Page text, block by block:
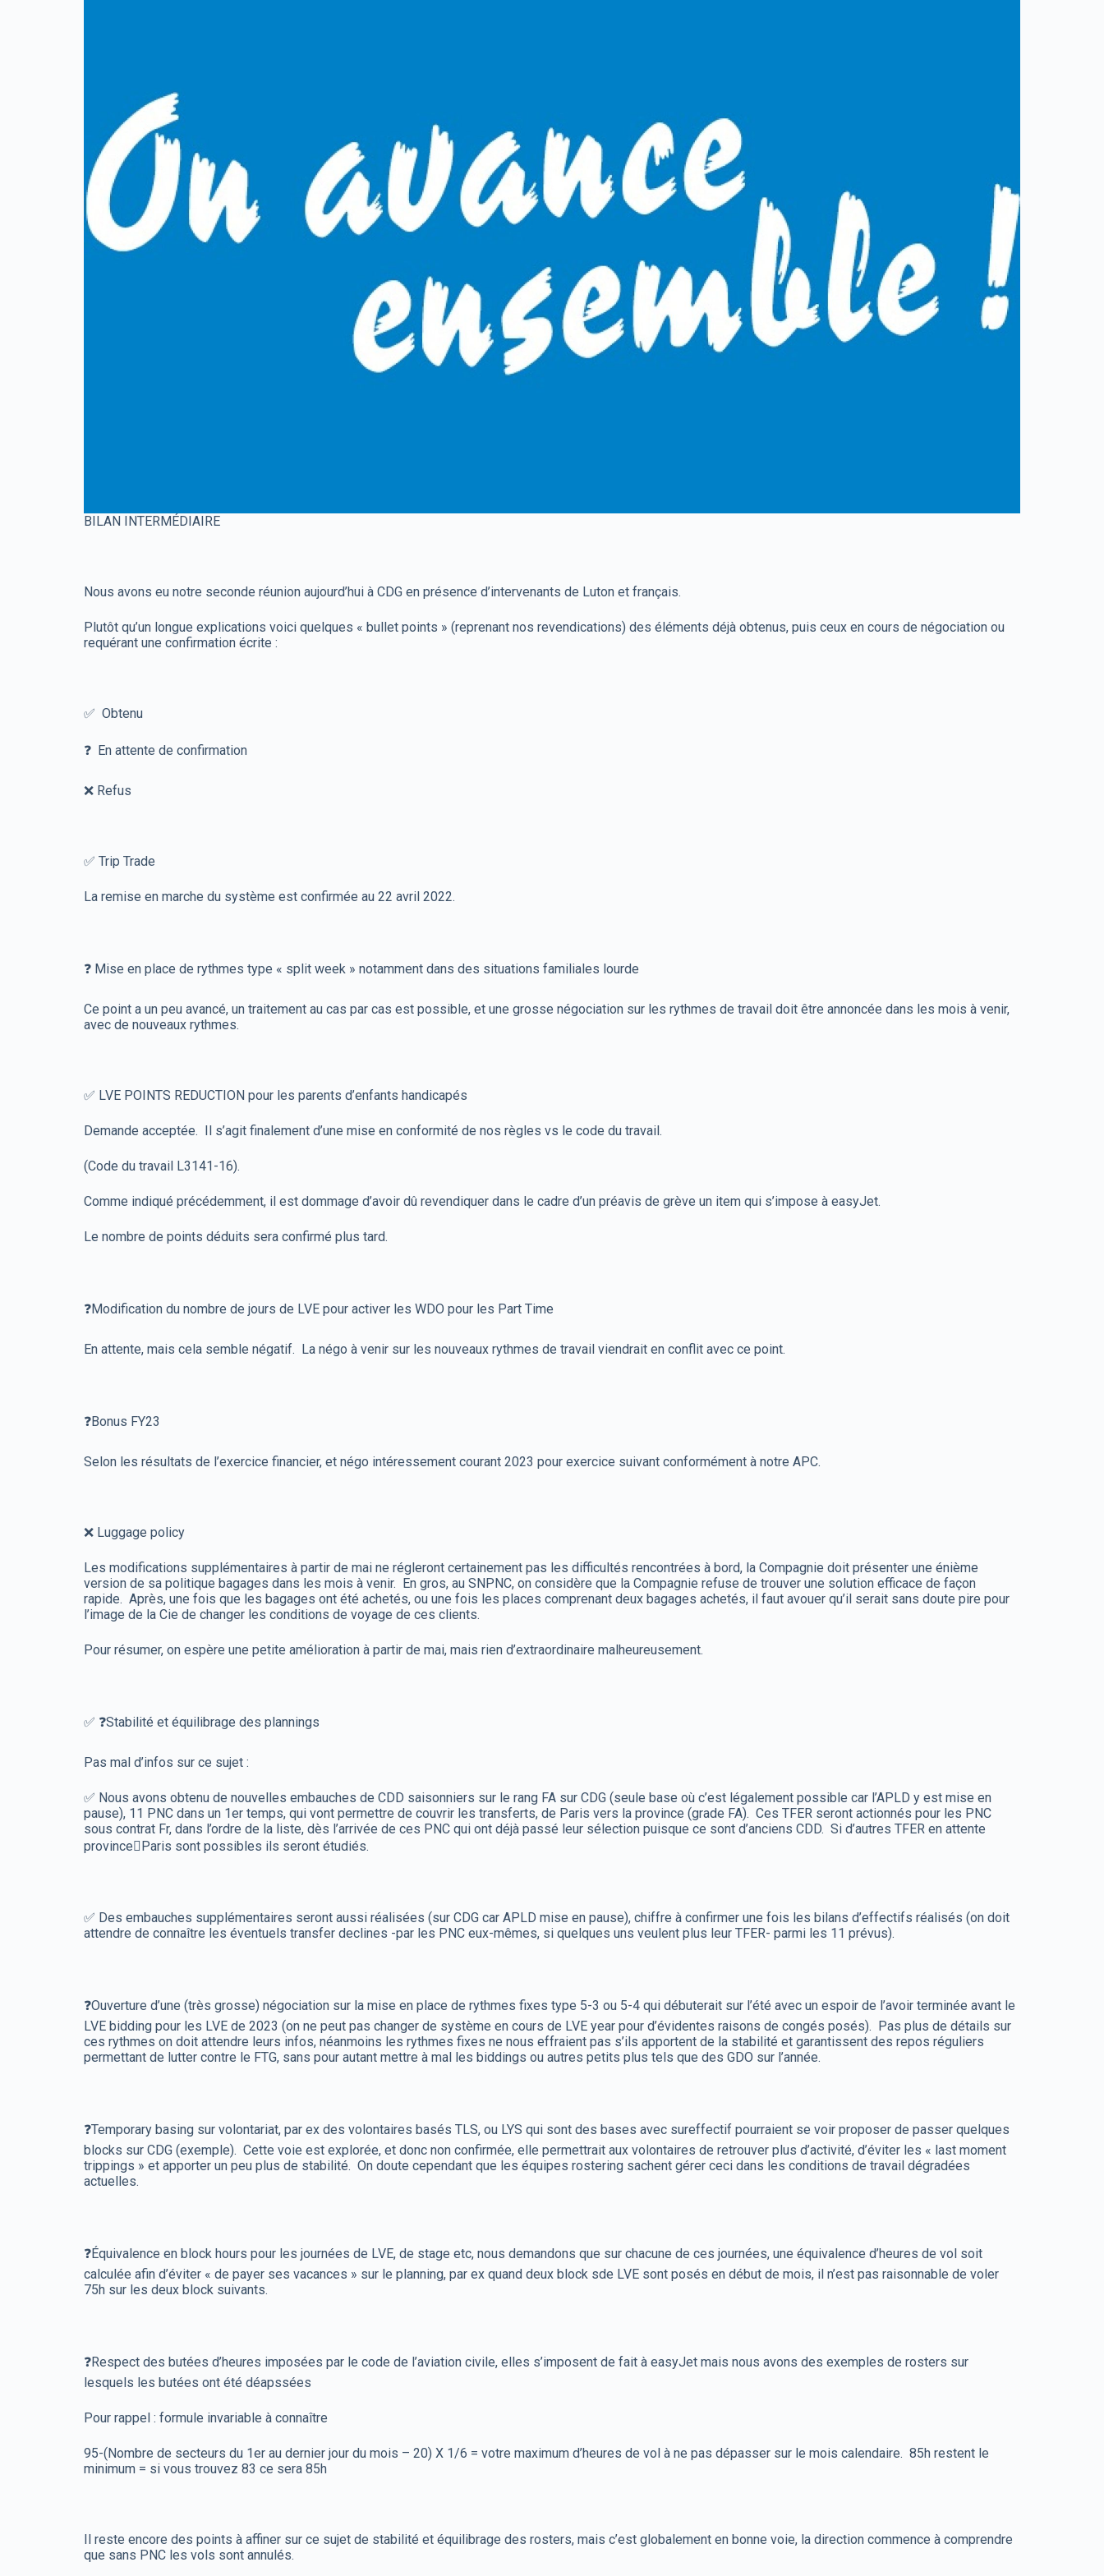
BILAN INTERMÉDIAIRE
Nous avons eu notre seconde réunion aujourd’hui à CDG en présence d’intervenants de Luton et français.
Plutôt qu’un longue explications voici quelques « bullet points » (reprenant nos revendications) des éléments déjà obtenus, puis ceux en cours de négociation ou
requérant une confirmation écrite :
✅ Obtenu
❓ En attente de confirmation
❌ Refus
✅ Trip Trade
La remise en marche du système est confirmée au 22 avril 2022.
❓ Mise en place de rythmes type « split week » notamment dans des situations familiales lourde
Ce point a un peu avancé, un traitement au cas par cas est possible, et une grosse négociation sur les rythmes de travail doit être annoncée dans les mois à venir,
avec de nouveaux rythmes.
✅ LVE POINTS REDUCTION pour les parents d’enfants handicapés
Demande acceptée. Il s’agit finalement d’une mise en conformité de nos règles vs le code du travail.
(Code du travail L3141-16).
Comme indiqué précédemment, il est dommage d’avoir dû revendiquer dans le cadre d’un préavis de grève un item qui s’impose à easyJet.
Le nombre de points déduits sera confirmé plus tard.
❓Modification du nombre de jours de LVE pour activer les WDO pour les Part Time
En attente, mais cela semble négatif. La négo à venir sur les nouveaux rythmes de travail viendrait en conflit avec ce point.
❓Bonus FY23
Selon les résultats de l’exercice financier, et négo intéressement courant 2023 pour exercice suivant conformément à notre APC.
❌ Luggage policy
Les modifications supplémentaires à partir de mai ne régleront certainement pas les difficultés rencontrées à bord, la Compagnie doit présenter une énième
version de sa politique bagages dans les mois à venir. En gros, au SNPNC, on considère que la Compagnie refuse de trouver une solution efficace de façon
rapide. Après, une fois que les bagages ont été achetés, ou une fois les places comprenant deux bagages achetés, il faut avouer qu’il serait sans doute pire pour
l’image de la Cie de changer les conditions de voyage de ces clients.
Pour résumer, on espère une petite amélioration à partir de mai, mais rien d’extraordinaire malheureusement.
✅ ❓Stabilité et équilibrage des plannings
Pas mal d’infos sur ce sujet :
✅ Nous avons obtenu de nouvelles embauches de CDD saisonniers sur le rang FA sur CDG (seule base où c’est légalement possible car l’APLD y est mise en
pause), 11 PNC dans un 1er temps, qui vont permettre de couvrir les transferts, de Paris vers la province (grade FA). Ces TFER seront actionnés pour les PNC
sous contrat Fr, dans l’ordre de la liste, dès l’arrivée de ces PNC qui ont déjà passé leur sélection puisque ce sont d’anciens CDD. Si d’autres TFER en attente
provinceParis sont possibles ils seront étudiés.
✅ Des embauches supplémentaires seront aussi réalisées (sur CDG car APLD mise en pause), chiffre à confirmer une fois les bilans d’effectifs réalisés (on doit
attendre de connaître les éventuels transfer declines -par les PNC eux-mêmes, si quelques uns veulent plus leur TFER- parmi les 11 prévus).
❓Ouverture d’une (très grosse) négociation sur la mise en place de rythmes fixes type 5-3 ou 5-4 qui débuterait sur l’été avec un espoir de l’avoir terminée avant le
LVE bidding pour les LVE de 2023 (on ne peut pas changer de système en cours de LVE year pour d’évidentes raisons de congés posés). Pas plus de détails sur
ces rythmes on doit attendre leurs infos, néanmoins les rythmes fixes ne nous effraient pas s’ils apportent de la stabilité et garantissent des repos réguliers
permettant de lutter contre le FTG, sans pour autant mettre à mal les biddings ou autres petits plus tels que des GDO sur l’année.
❓Temporary basing sur volontariat, par ex des volontaires basés TLS, ou LYS qui sont des bases avec sureffectif pourraient se voir proposer de passer quelques
blocks sur CDG (exemple). Cette voie est explorée, et donc non confirmée, elle permettrait aux volontaires de retrouver plus d’activité, d’éviter les « last moment
trippings » et apporter un peu plus de stabilité. On doute cependant que les équipes rostering sachent gérer ceci dans les conditions de travail dégradées
actuelles.
❓Équivalence en block hours pour les journées de LVE, de stage etc, nous demandons que sur chacune de ces journées, une équivalence d’heures de vol soit
calculée afin d’éviter « de payer ses vacances » sur le planning, par ex quand deux block sde LVE sont posés en début de mois, il n’est pas raisonnable de voler
75h sur les deux block suivants.
❓Respect des butées d’heures imposées par le code de l’aviation civile, elles s’imposent de fait à easyJet mais nous avons des exemples de rosters sur
lesquels les butées ont été déapssées
Pour rappel : formule invariable à connaître
95-(Nombre de secteurs du 1er au dernier jour du mois – 20) X 1/6 = votre maximum d’heures de vol à ne pas dépasser sur le mois calendaire. 85h restent le
minimum = si vous trouvez 83 ce sera 85h
Il reste encore des points à affiner sur ce sujet de stabilité et équilibrage des rosters, mais c’est globalement en bonne voie, la direction commence à comprendre
que sans PNC les vols sont annulés.